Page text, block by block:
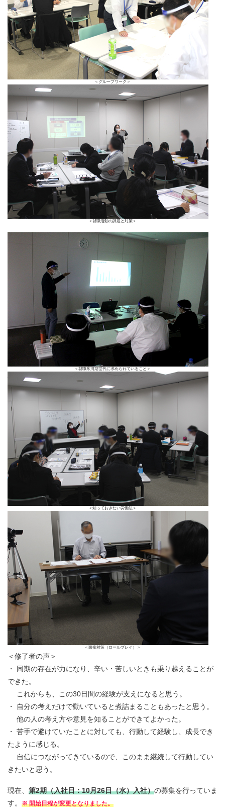
＜グループワーク＞
＜就職活動の課題と対策＞
＜就職氷河期世代に求められていること＞
＜知っておきたい労働法＞
＜面接対策（ロールプレイ）＞
＜修了者の声＞
・ 同期の存在が力になり、辛い・苦しいときも乗り越えることが
できた。
これからも、この30日間の経験が支えになると思う。
・ 自分の考えだけで動いていると煮詰まることもあったと思う。
他の人の考え方や意見を知ることができてよかった。
・ 苦手で避けていたことに対しても、行動して経験し、成長でき
たように感じる。
自信につながってきているので、このまま継続して行動してい
きたいと思う。
現在、 第2期（入社日：10月26日（水）入社）の募集を行っていま
す。 ※ 開始日程が変更となりました。